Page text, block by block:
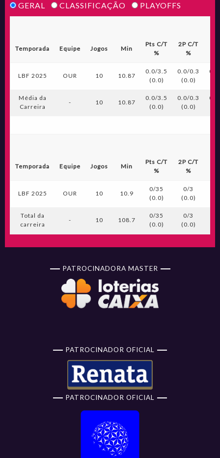
GERAL CLASSIFICAÇÃO PLAYOFFS
Temporada Equipe Jogos Min
Pts C/T
%
2P C/T
%
LBF 2025 OUR 10 10.87
0.0/3.5
(0.0)
0.0/0.3
(0.0)
Média da
Carreira
- 10 10.87
0.0/3.5
(0.0)
0.0/0.3
(0.0)
Temporada Equipe Jogos Min
Pts C/T
%
2P C/T
%
LBF 2025 OUR 10 10.9
0/35
(0.0)
0/3
(0.0)
Total da
carreira
- 10 108.7
0/35
(0.0)
0/3
(0.0)
PATROCINADORA MASTER
PATROCINADOR OFICIAL
PATROCINADOR OFICIAL